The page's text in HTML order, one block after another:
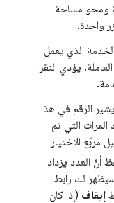
ومحو مساحة
واحدة.
الذي يعمل
يؤدي النقر
الرقم في هذا
التي تم
مربّع الاختيار
أنّ العدد يزداد
لك رابط
إيقاف (إذا كان